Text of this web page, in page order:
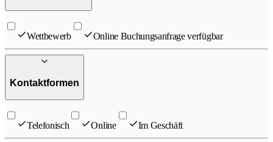
Wettbewerb Online Buchungsanfrage verfügbar
Kontaktformen
Telefonisch Online Im Geschäft